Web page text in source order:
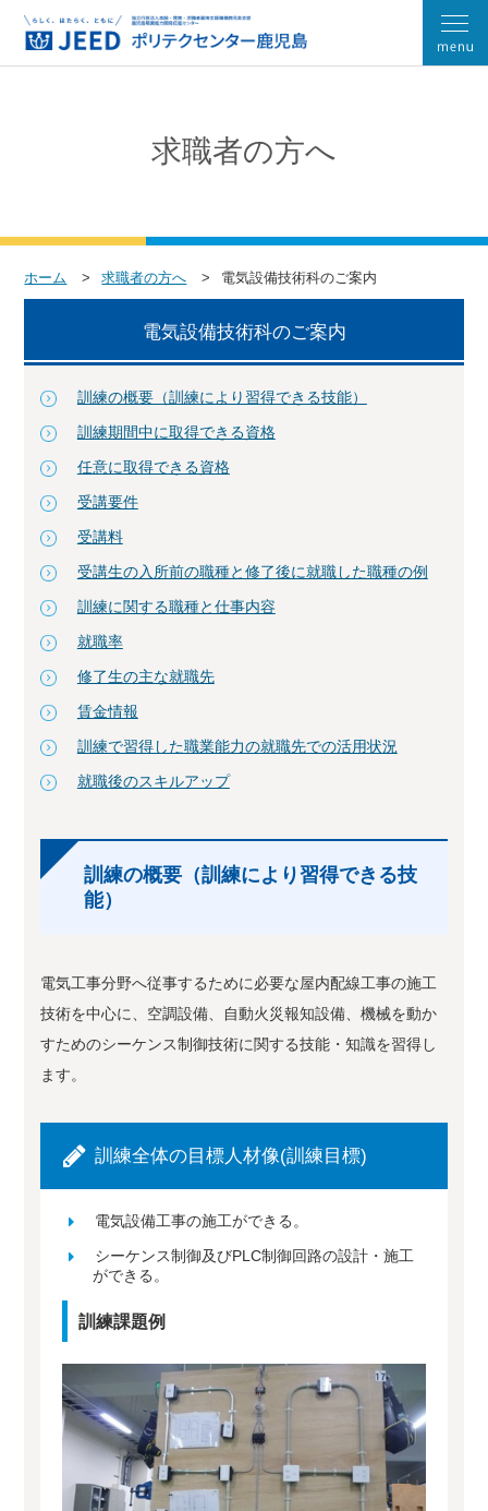
求職者の方へ
ホーム 求職者の方へ 電気設備技術科のご案内
電気設備技術科のご案内
訓練の概要（訓練により習得できる技能）
訓練期間中に取得できる資格
任意に取得できる資格
受講要件
受講料
受講生の入所前の職種と修了後に就職した職種の例
訓練に関する職種と仕事内容
就職率
修了生の主な就職先
賃金情報
訓練で習得した職業能力の就職先での活用状況
就職後のスキルアップ
訓練の概要（訓練により習得できる技
能）
電気工事分野へ従事するために必要な屋内配線工事の施工
技術を中心に、空調設備、自動火災報知設備、機械を動か
すためのシーケンス制御技術に関する技能・知識を習得し
ます。
訓練全体の目標人材像(訓練目標)
電気設備工事の施工ができる。
シーケンス制御及びPLC制御回路の設計・施工
ができる。
訓練課題例